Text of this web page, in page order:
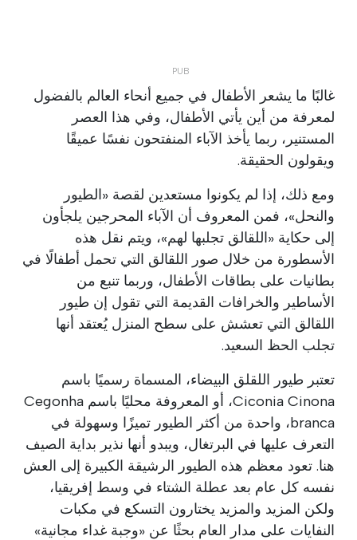
غالبًا ما يشعر الأطفال في جميع أنحاء العالم بالفضول
لمعرفة من أين يأتي الأطفال، وفي هذا العصر
المستنير، ربما يأخذ الآباء المنفتحون نفسًا عميقًا
ويقولون الحقيقة.
ومع ذلك، إذا لم يكونوا مستعدين لقصة «الطيور
والنحل»، فمن المعروف أن الآباء المحرجين يلجأون
إلى حكاية «اللقالق تجلبها لهم»، ويتم نقل هذه
الأسطورة من خلال صور اللقالق التي تحمل أطفالًا في
بطانيات على بطاقات الأطفال، وربما تنبع من
الأساطير والخرافات القديمة التي تقول إن طيور
اللقالق التي تعشش على سطح المنزل يُعتقد أنها
تجلب الحظ السعيد.
تعتبر طيور اللقلق البيضاء، المسماة رسميًا باسم
Ciconia Cinona، أو المعروفة محليًا باسم Cegonha
branca، واحدة من أكثر الطيور تميزًا وسهولة في
التعرف عليها في البرتغال، ويبدو أنها نذير بداية الصيف
هنا. تعود معظم هذه الطيور الرشيقة الكبيرة إلى العش
نفسه كل عام بعد عطلة الشتاء في وسط إفريقيا،
ولكن المزيد والمزيد يختارون التسكع في مكبات
النفايات على مدار العام بحثًا عن «وجبة غداء مجانية»